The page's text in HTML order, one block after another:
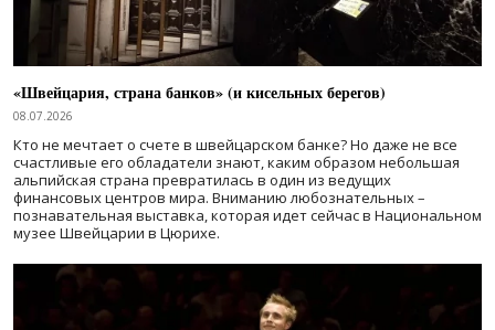
«Швейцария, страна банков» (и кисельных берегов)
08.07.2026
Кто не мечтает о счете в швейцарском банке? Но даже не все
счастливые его обладатели знают, каким образом небольшая
альпийская страна превратилась в один из ведущих
финансовых центров мира. Вниманию любознательных –
познавательная выставка, которая идет сейчас в Национальном
музее Швейцарии в Цюрихе.